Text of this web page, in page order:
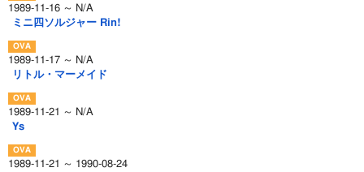
1989-11-16 ～ N/A
ミニ四ソルジャー Rin!
1989-11-17 ～ N/A
リトル・マーメイド
1989-11-21 ～ N/A
Ys
1989-11-21 ～ 1990-08-24